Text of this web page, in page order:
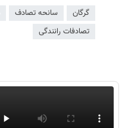
گرگان سانحه تصادف
تصادفات رانندگی